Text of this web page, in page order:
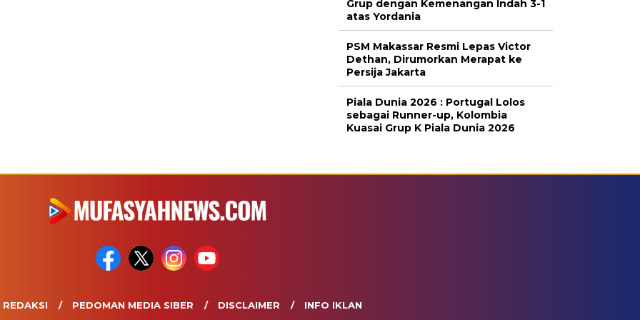
Grup dengan Kemenangan Indah 3-1
atas Yordania
PSM Makassar Resmi Lepas Victor
Dethan, Dirumorkan Merapat ke
Persija Jakarta
Piala Dunia 2026 : Portugal Lolos
sebagai Runner-up, Kolombia
Kuasai Grup K Piala Dunia 2026
REDAKSI PEDOMAN MEDIA SIBER DISCLAIMER INFO IKLAN